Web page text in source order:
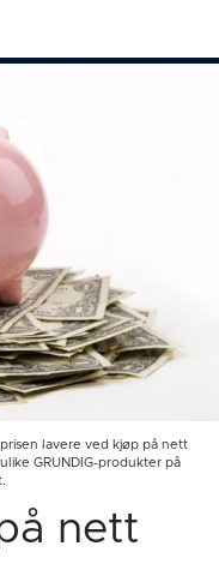
lavere ved kjøp på nett
GRUNDIG-produkter på
nett